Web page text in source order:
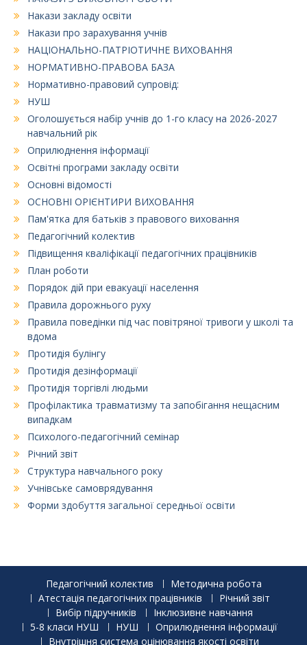
Накази закладу освіти
Накази про зарахування учнів
НАЦІОНАЛЬНО-ПАТРІОТИЧНЕ ВИХОВАННЯ
НОРМАТИВНО-ПРАВОВА БАЗА
Нормативно-правовий супровід:
НУШ
Оголошується набір учнів до 1-го класу на 2026-2027
навчальний рік
Оприлюднення інформації
Освітні програми закладу освіти
Основні відомості
ОСНОВНІ ОРІЄНТИРИ ВИХОВАННЯ
Пам'ятка для батьків з правового виховання
Педагогічний колектив
Підвищення кваліфікації педагогічних працівників
План роботи
Порядок дій при евакуації населення
Правила дорожнього руху
Правила поведінки під час повітряної тривоги у школі та
вдома
Протидія булінгу
Протидія дезінформації
Протидія торгівлі людьми
Профілактика травматизму та запобігання нещасним
випадкам
Психолого-педагогічний семінар
Річний звіт
Структура навчального року
Учнівське самоврядування
Форми здобуття загальної середньої освіти
Педагогічний колектив
Методична робота
Атестація педагогічних працівників
Річний звіт
Вибір підручників
Інклюзивне навчання
5-8 класи НУШ
НУШ
Оприлюднення інформації
Внутрішня система оцінювання якості освіти